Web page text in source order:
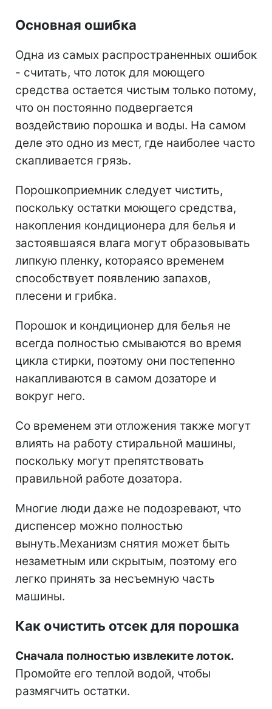
Основная ошибка
Одна из самых распространенных ошибок
- считать, что лоток для моющего
средства остается чистым только потому,
что он постоянно подвергается
воздействию порошка и воды. На самом
деле это одно из мест, где наиболее часто
скапливается грязь.
Порошкоприемник следует чистить,
поскольку остатки моющего средства,
накопления кондиционера для белья и
застоявшаяся влага могут образовывать
липкую пленку, котораясо временем
способствует появлению запахов,
плесени и грибка.
Порошок и кондиционер для белья не
всегда полностью смываются во время
цикла стирки, поэтому они постепенно
накапливаются в самом дозаторе и
вокруг него.
Со временем эти отложения также могут
влиять на работу стиральной машины,
поскольку могут препятствовать
правильной работе дозатора.
Многие люди даже не подозревают, что
диспенсер можно полностью
вынуть.Механизм снятия может быть
незаметным или скрытым, поэтому его
легко принять за несъемную часть
машины.
Как очистить отсек для порошка
Сначала полностью извлеките лоток.
Промойте его теплой водой, чтобы
размягчить остатки.